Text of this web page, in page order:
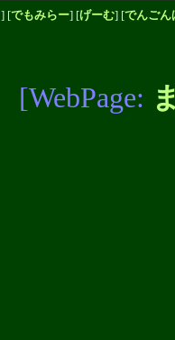
] [でもみらー] [げーむ] [でんごん
[WebPage: